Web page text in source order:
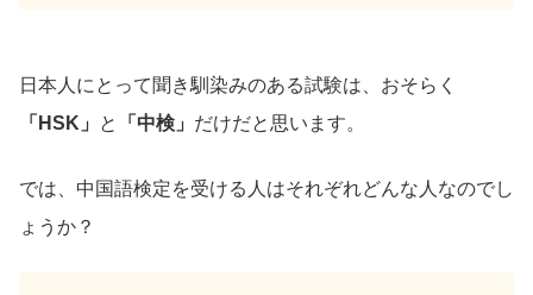
日本人にとって聞き馴染みのある試験は、おそらく
「HSK」
と 「中検」 だけだと思います。
では、中国語検定を受ける人はそれぞれどんな人なのでし
ょうか？